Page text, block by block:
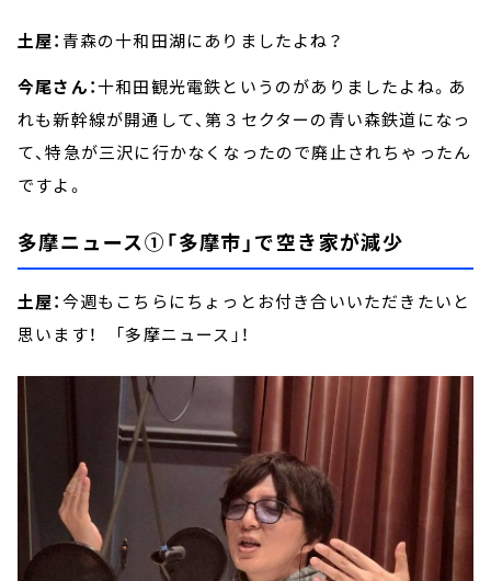
土屋：青森の十和田湖にありましたよね？
今尾さん：十和田観光電鉄というのがありましたよね。あ
れも新幹線が開通して、第３セクターの青い森鉄道になっ
て、特急が三沢に行かなくなったので廃止されちゃったん
ですよ。
多摩ニュース①「多摩市」で空き家が減少
土屋：今週もこちらにちょっとお付き合いいただきたいと
思います！ 「多摩ニュース」！